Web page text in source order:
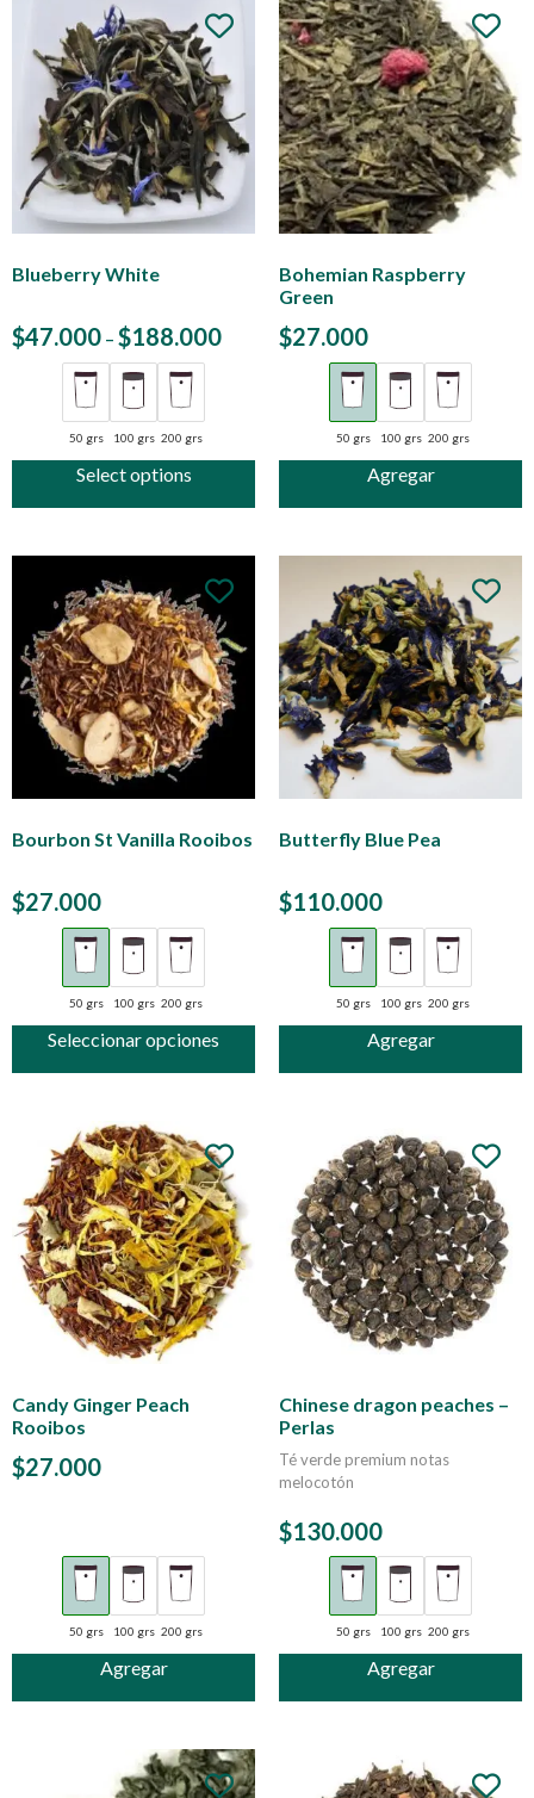
Blueberry White
$47.000 – $188.000
Select options
50 grs 100 grs 200 grs
Bohemian Raspberry
Green
$27.000
Agregar
50 grs 100 grs 200 grs
Bourbon St Vanilla Rooibos
$27.000
Seleccionar opciones
50 grs 100 grs 200 grs
Butterfly Blue Pea
$110.000
Agregar
50 grs 100 grs 200 grs
Candy Ginger Peach
Rooibos
$27.000
Agregar
50 grs 100 grs 200 grs
Chinese dragon peaches –
Perlas
Té verde premium notas
melocotón
$130.000
Agregar
50 grs 100 grs 200 grs